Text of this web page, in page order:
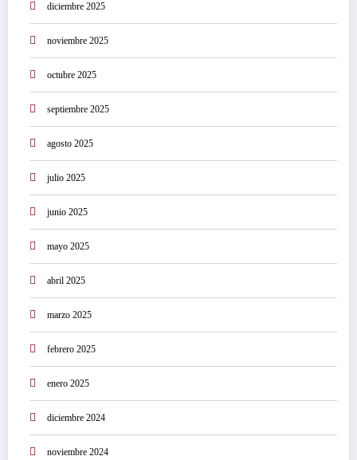
diciembre 2025
noviembre 2025
octubre 2025
septiembre 2025
agosto 2025
julio 2025
junio 2025
mayo 2025
abril 2025
marzo 2025
febrero 2025
enero 2025
diciembre 2024
noviembre 2024